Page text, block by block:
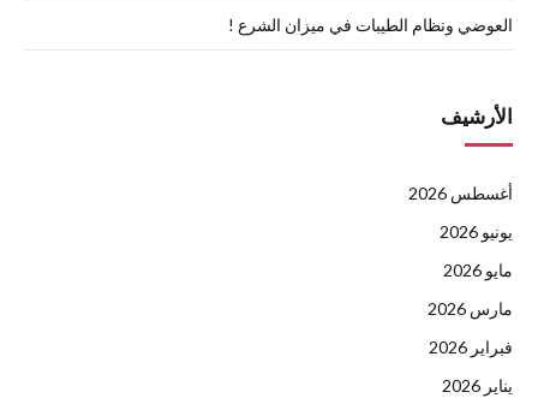
العوضي ونظام الطيبات في ميزان الشرع !
الأرشيف
أغسطس 2026
يونيو 2026
مايو 2026
مارس 2026
فبراير 2026
يناير 2026